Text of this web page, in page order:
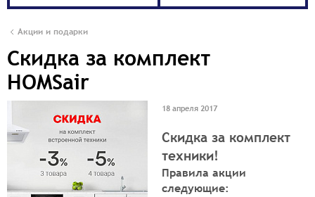
Акции и подарки
Скидка за комплект
HOMSair
18 апреля 2017
Скидка за комплект
техники!
Правила акции
следующие: